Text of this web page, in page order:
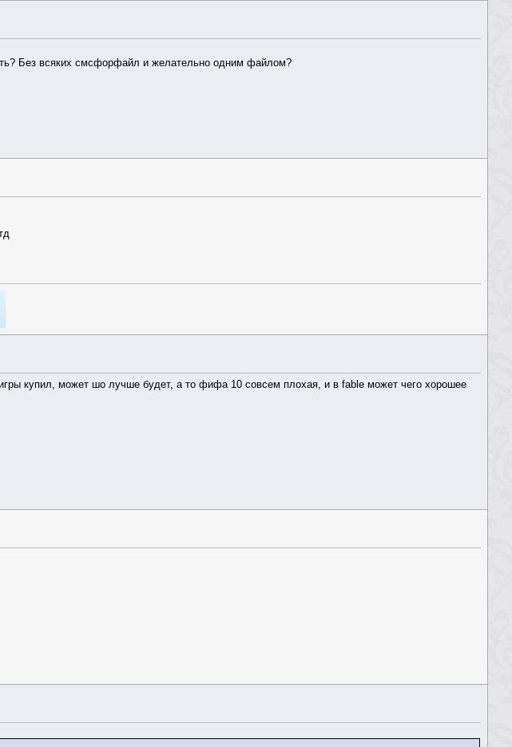
Без всяких смсфорфайл и желательно одним файлом?
купил, может шо лучше будет, а то фифа 10 совсем плохая, и в fable может чего хорошее